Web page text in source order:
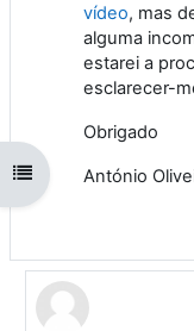
Abrir índice da
vídeo, mas
alguma
estarei a
esclarecer-
Obrigado
António